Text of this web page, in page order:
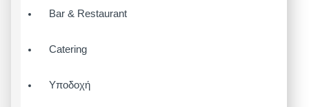
Bar & Restaurant
Catering
Υποδοχή